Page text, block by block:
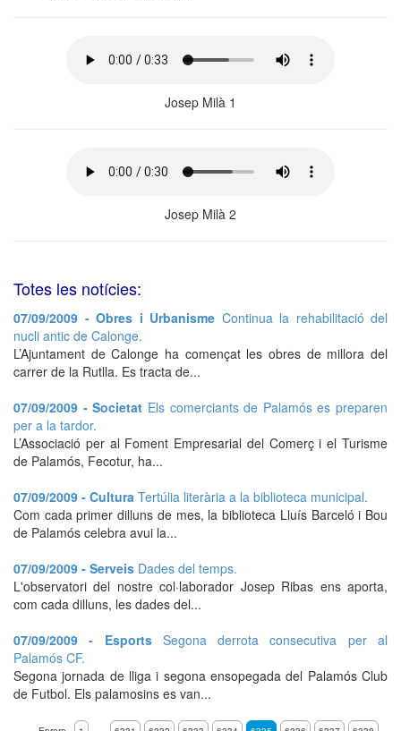
Josep Milà 1
Josep Milà 2
Totes les notícies:
07/09/2009 - Obres i Urbanisme Continua la rehabilitació del
nucli antic de Calonge.
L’Ajuntament de Calonge ha començat les obres de millora del
carrer de la Rutlla. Es tracta de...
07/09/2009 - Societat Els comerciants de Palamós es preparen
per a la tardor.
L’Associació per al Foment Empresarial del Comerç i el Turisme
de Palamós, Fecotur, ha...
07/09/2009 - Cultura Tertúlia literària a la biblioteca municipal.
Com cada primer dilluns de mes, la biblioteca Lluís Barceló i Bou
de Palamós celebra avui la...
07/09/2009 - Serveis Dades del temps.
L'observatori del nostre col·laborador Josep Ribas ens aporta,
com cada dilluns, les dades del...
07/09/2009 - Esports Segona derrota consecutiva per al
Palamós CF.
Segona jornada de lliga i segona ensopegada del Palamós Club
de Futbol. Els palamosins es van...